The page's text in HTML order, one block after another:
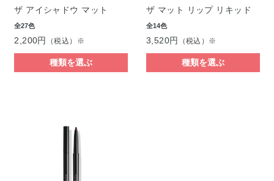
ザ アイシャドウ マット
全27色
2,200円 （税込）※
種類を選ぶ
ザ マット リップ リキッド
全14色
3,520円 （税込）※
種類を選ぶ